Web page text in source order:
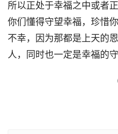
所以正处于幸福之中或者
你们懂得守望幸福，珍惜
不幸，因为那都是上天的
人，同时也一定是幸福的守